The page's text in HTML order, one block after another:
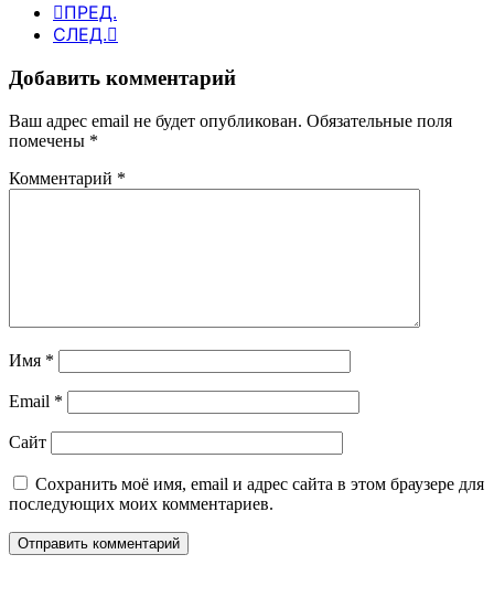
ПРЕД.
СЛЕД.
Добавить комментарий
Ваш адрес email не будет опубликован. Обязательные поля
помечены *
Комментарий *
Имя *
Email *
Сайт
Сохранить моё имя, email и адрес сайта в этом браузере для
последующих моих комментариев.